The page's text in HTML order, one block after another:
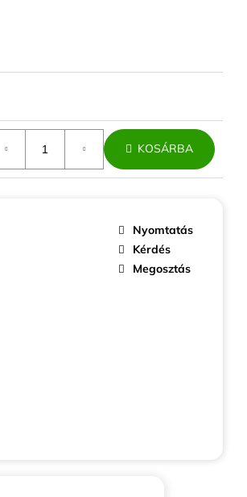
KOSÁRBA
Nyomtatás
Kérdés
Megosztás